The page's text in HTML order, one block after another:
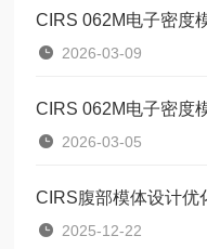
CIRS 062M电子密度
2026-03-09
2026-03-05
CIRS腹部模体设计优
2025-12-22